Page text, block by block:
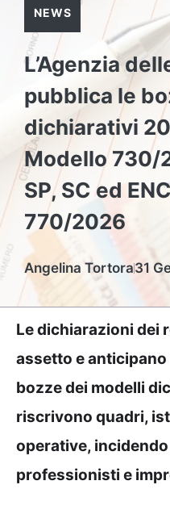
NEWS
L’Agenzia
pubblica le
dichiarativi
Modello 730/
SP, SC ed
770/2026
Angelina Tortora31
Le dichiarazioni dei
assetto e
bozze dei modelli
riscrivono quadri,
operative,
professionisti e